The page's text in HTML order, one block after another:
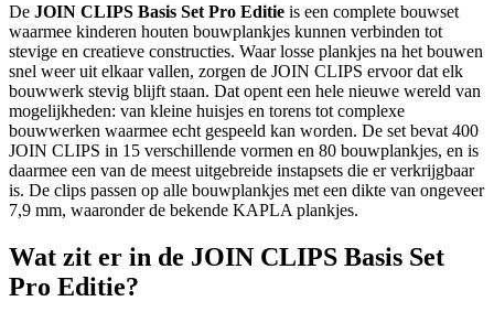
De JOIN CLIPS Basis Set Pro Editie is een complete bouwset
waarmee kinderen houten bouwplankjes kunnen verbinden tot
stevige en creatieve constructies. Waar losse plankjes na het bouwen
snel weer uit elkaar vallen, zorgen de JOIN CLIPS ervoor dat elk
bouwwerk stevig blijft staan. Dat opent een hele nieuwe wereld van
mogelijkheden: van kleine huisjes en torens tot complexe
bouwwerken waarmee echt gespeeld kan worden. De set bevat 400
JOIN CLIPS in 15 verschillende vormen en 80 bouwplankjes, en is
daarmee een van de meest uitgebreide instapsets die er verkrijgbaar
is. De clips passen op alle bouwplankjes met een dikte van ongeveer
7,9 mm, waaronder de bekende KAPLA plankjes.
Wat zit er in de JOIN CLIPS Basis Set
Pro Editie?